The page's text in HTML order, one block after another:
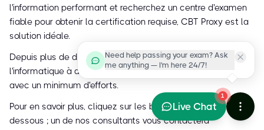
l'information performant et recherchez un centre d'examen
fiable pour obtenir la certification requise, CBT Proxy est la
solution idéale.
Depuis plus de dix ans, CBT Proxy aide les professionnels de
l'informatique à atteindre leurs objectifs de certification
avec un minimum d'efforts.
Pour en savoir plus, cliquez sur les boutons de chat ci-
dessous ; un de nos consultants vous contactera
Need help passing your exam? Ask
me anything — I'm here 24/7!
1
Live Chat